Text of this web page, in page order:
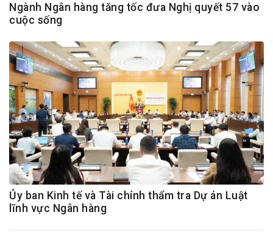
Ngành Ngân hàng tăng tốc đưa Nghị quyết 57 vào
cuộc sống
Ủy ban Kinh tế và Tài chính thẩm tra Dự án Luật
lĩnh vực Ngân hàng